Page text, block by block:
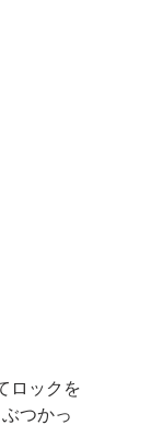
ロックを
つかっ